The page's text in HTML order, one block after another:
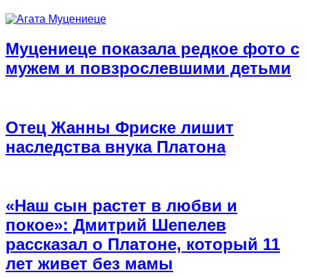
Муцениеце показала редкое фото с
мужем и повзрослевшими детьми
Отец Жанны Фриске лишит
наследства внука Платона
«Наш сын растет в любви и
покое»: Дмитрий Шепелев
рассказал о Платоне, который 11
лет живет без мамы